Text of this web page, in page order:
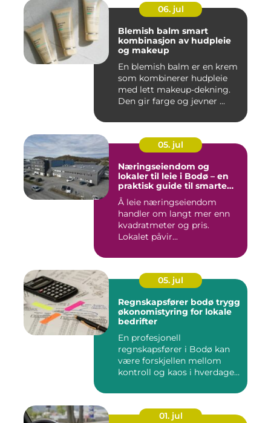
06. jul
Blemish balm smart
kombinasjon av hudpleie
og makeup
En blemish balm er en krem
som kombinerer hudpleie
med lett makeup-dekning.
Den gir farge og jevner ...
05. jul
Næringseiendom og
lokaler til leie i Bodø – en
praktisk guide til smarte
valg
Å leie næringseiendom
handler om langt mer enn
kvadratmeter og pris.
Lokalet påvir...
05. jul
Regnskapsfører bodø trygg
økonomistyring for lokale
bedrifter
En profesjonell
regnskapsfører i Bodø kan
være forskjellen mellom
kontroll og kaos i hverdagen.
01. jul